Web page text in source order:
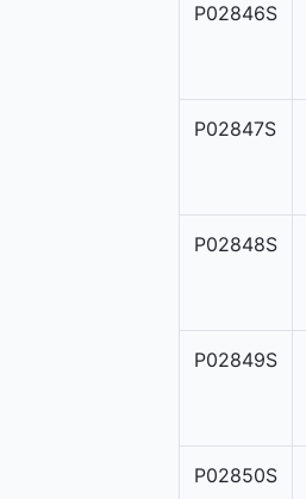
P02846S
P02847S
P02848S
P02849S
P02850S